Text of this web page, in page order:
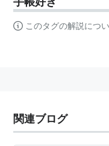
このタグの解説につ
関連ブログ